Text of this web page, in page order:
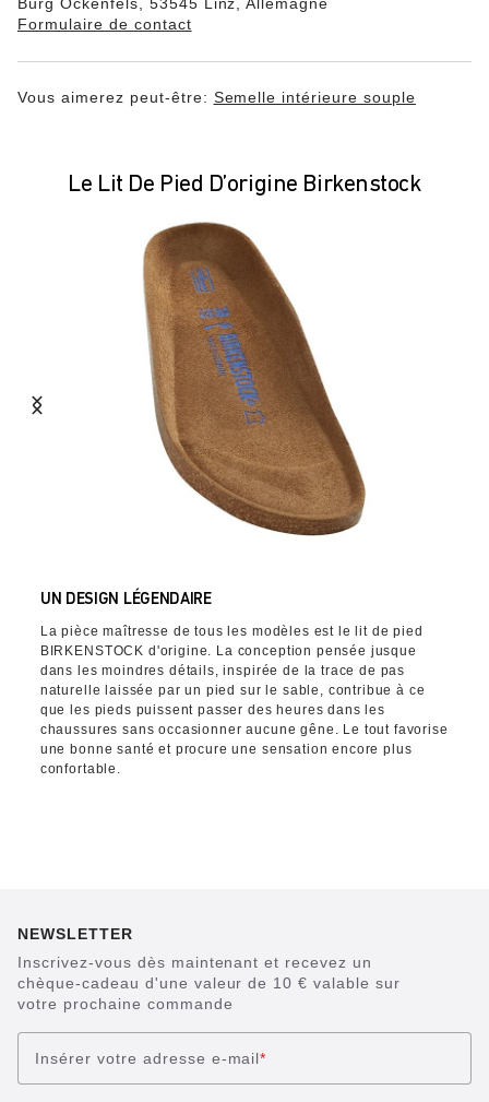
Formulaire de contact
Vous aimerez peut-être: Semelle intérieure souple
Le Lit De Pied D’origine Birkenstock
UN DESIGN LÉGENDAIRE
La pièce maîtresse de tous les modèles est le lit de pied
BIRKENSTOCK d'origine. La conception pensée jusque
dans les moindres détails, inspirée de la trace de pas
naturelle laissée par un pied sur le sable, contribue à ce
que les pieds puissent passer des heures dans les
chaussures sans occasionner aucune gêne. Le tout favorise
une bonne santé et procure une sensation encore plus
confortable.
NEWSLETTER
Inscrivez-vous dès maintenant et recevez un
chèque-cadeau d'une valeur de 10 € valable sur
votre prochaine commande
Insérer votre adresse e-mail*